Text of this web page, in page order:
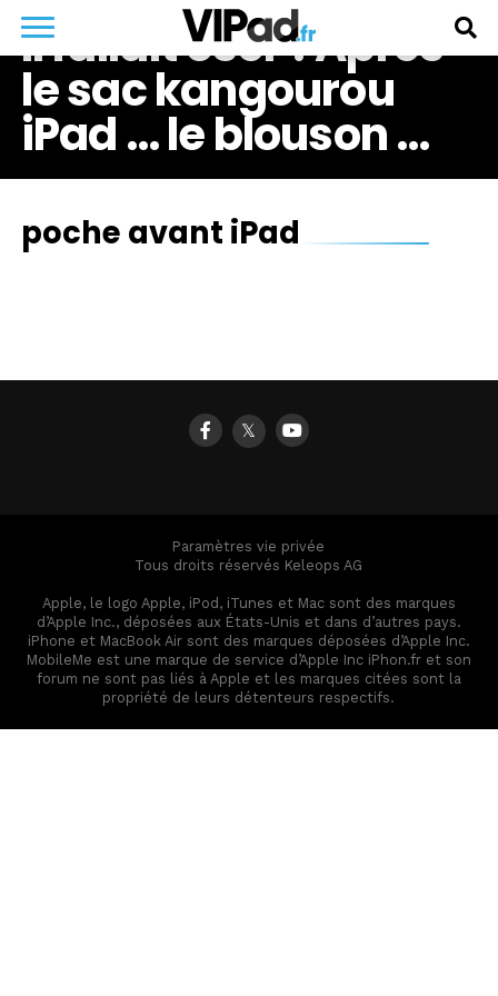
Il fallait oser ! Après
le sac kangourou
iPad … le blouson …
poche avant iPad
𝕏
Paramètres vie privée
Tous droits réservés Keleops AG
Apple, le logo Apple, iPod, iTunes et Mac sont des marques
d’Apple Inc., déposées aux États-Unis et dans d’autres pays.
iPhone et MacBook Air sont des marques déposées d’Apple Inc.
MobileMe est une marque de service d’Apple Inc iPhon.fr et son
forum ne sont pas liés à Apple et les marques citées sont la
propriété de leurs détenteurs respectifs.